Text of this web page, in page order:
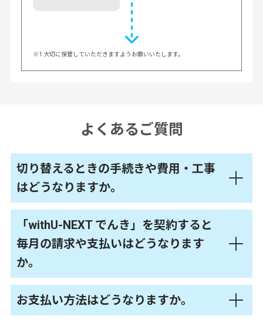
※1 大切に保管していただきますようお願いいたします。
よくあるご質問
切り替えるときの手続きや費用・工事
はどうなりますか。
「withU-NEXT でんき」を契約すると
毎月の請求や支払いはどうなります
か。
お支払い方法はどうなりますか。